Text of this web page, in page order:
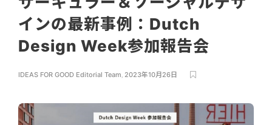
インの最新事例：Dutch
Design Week参加報告会
IDEAS FOR GOOD Editorial Team, 2023年10月26日